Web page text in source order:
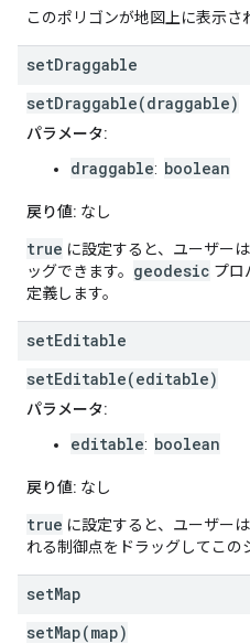
このポリゴンが地図上に表示さ
setDraggable
setDraggable(draggable)
パラメータ:
draggable: boolean
戻り値: なし
true に設定すると、ユーザー
ッグできます。 geodesic プロ
定義します。
setEditable
setEditable(editable)
パラメータ:
editable: boolean
戻り値: なし
true に設定すると、ユーザー
れる制御点をドラッグしてこの
setMap
setMap(map)